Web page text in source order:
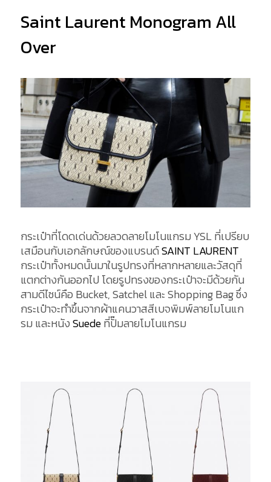
Saint Laurent Monogram All
Over
กระเป๋าที่โดดเด่นด้วยลวดลายโมโนแกรม YSL ที่เปรียบ
เสมือนกับเอกลักษณ์ของแบรนด์SAINT LAURENT
กระเป๋าทั้งหมดนั้นมาในรูปทรงที่หลากหลายและวัสดุที่
แตกต่างกันออกไป โดยรูปทรงของกระเป๋าจะมีด้วยกัน
สามดีไซน์คือ Bucket, Satchel และ Shopping Bag ซึ่ง
กระเป๋าจะทำขึ้นจากผ้าแคนวาสสีเบจพิมพ์ลายโมโนแก
รม และหนังSuedeที่ปั๊มลายโมโนแกรม